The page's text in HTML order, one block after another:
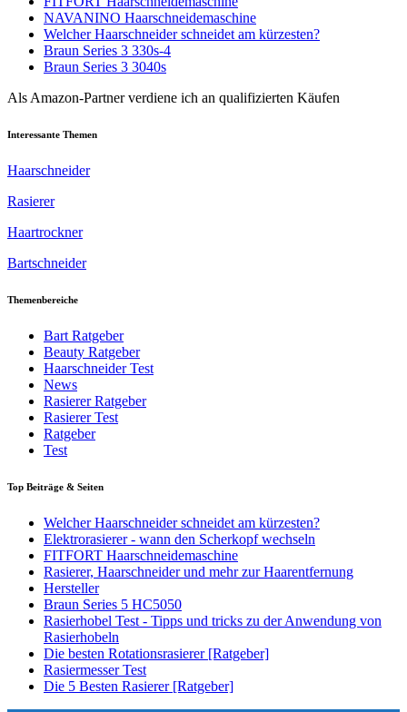
NAVANINO Haarschneidemaschine
Welcher Haarschneider schneidet am kürzesten?
Braun Series 3 330s-4
Braun Series 3 3040s
Als Amazon-Partner verdiene ich an qualifizierten Käufen
Interessante Themen
Haarschneider
Rasierer
Haartrockner
Bartschneider
Themenbereiche
Bart Ratgeber
Beauty Ratgeber
Haarschneider Test
News
Rasierer Ratgeber
Rasierer Test
Ratgeber
Test
Top Beiträge & Seiten
Welcher Haarschneider schneidet am kürzesten?
Elektrorasierer - wann den Scherkopf wechseln
FITFORT Haarschneidemaschine
Rasierer, Haarschneider und mehr zur Haarentfernung
Hersteller
Braun Series 5 HC5050
Rasierhobel Test - Tipps und tricks zu der Anwendung von
Rasierhobeln
Die besten Rotationsrasierer [Ratgeber]
Rasiermesser Test
Die 5 Besten Rasierer [Ratgeber]